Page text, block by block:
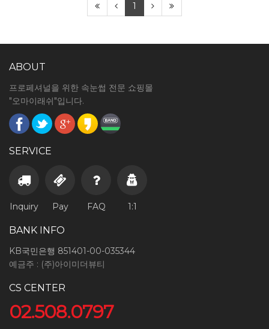
1
ABOUT
프로페셔널을 위한 속눈썹 전문 쇼핑몰
"오마이래쉬"입니다.
SERVICE
Inquiry Pay FAQ 1:1
BANK INFO
KB국민은행 851401-00-035344
예금주 : (주)아이미더뷰티
CS CENTER
02.508.0797